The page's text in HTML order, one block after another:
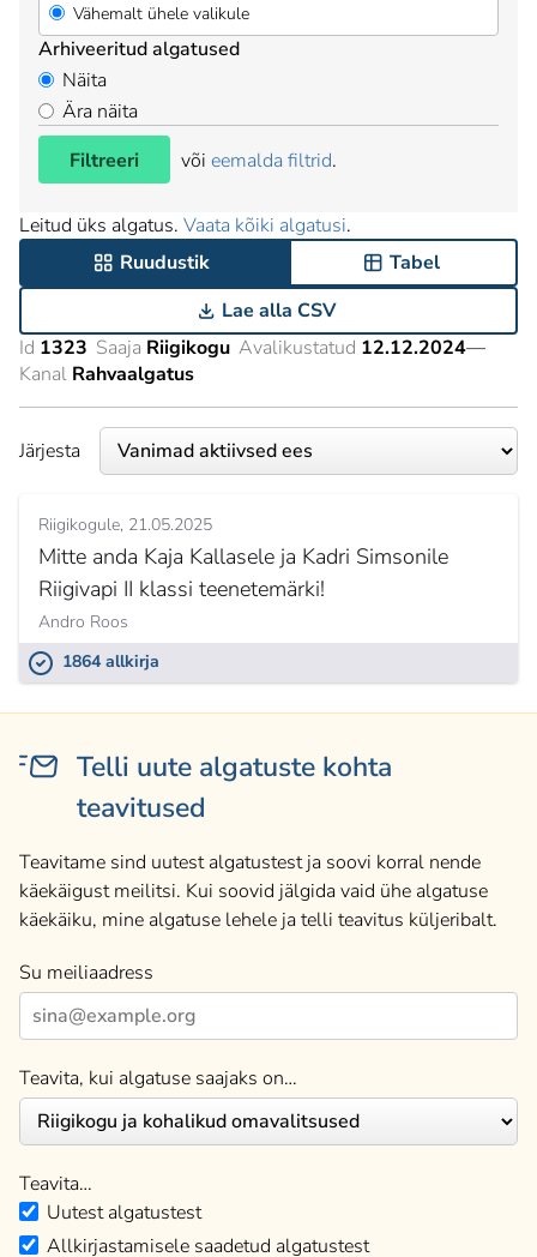
Vähemalt ühele valikule
Arhiveeritud algatused
Näita
Ära näita
Filtreeri
või eemalda filtrid.
Leitud üks algatus. Vaata kõiki algatusi.
Ruudustik
Tabel
Lae alla CSV
Id 1323 Saaja Riigikogu Avalikustatud 12.12.2024—
Kanal Rahvaalgatus
Järjesta
Riigikogule 21.05.2025
Mitte anda Kaja Kallasele ja Kadri Simsonile
Riigivapi II klassi teenetemärki!
Andro Roos
1864 allkirja
Telli uute algatuste kohta
teavitused
Teavitame sind uutest algatustest ja soovi korral nende
käekäigust meilitsi. Kui soovid jälgida vaid ühe algatuse
käekäiku, mine algatuse lehele ja telli teavitus küljeribalt.
Su meiliaadress
Teavita, kui algatuse saajaks on…
Teavita…
Uutest algatustest
Allkirjastamisele saadetud algatustest